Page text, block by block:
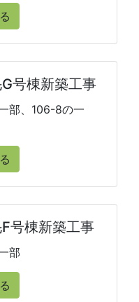
号棟新築工事
部、106-8の一
号棟新築工事
部